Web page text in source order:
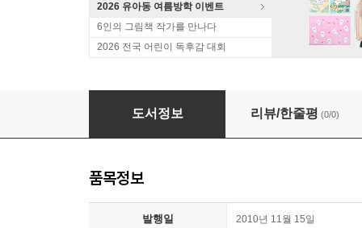
2026 유아동 여름방학 이벤트
6인의 그림책 작가를 만나다
2026 전국 어린이 독후감 대회
까불래용의 알겠지용 세트
도서정보 리뷰/한줄평 (0/0)
품목정보
발행일 2010년 11월 15일